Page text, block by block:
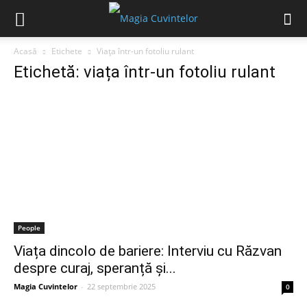
Acasă Etichete Viața într-un fotoliu rulant
Etichetă: viața într-un fotoliu rulant
People
Viața dincolo de bariere: Interviu cu Răzvan
despre curaj, speranță și...
Magia Cuvintelor - 22 septembrie 2025 0